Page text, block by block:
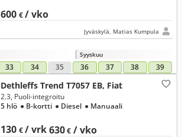
600 €/ vko
Jyväskylä, Matias Kumpula
Syyskuu
33 34 35 36 37 38 39
Dethleffs Trend T7057 EB, Fiat
130 €/ vrk630€ / vko
2.3, Puoli-integroitu
5 hlö ● B-kortti ● Diesel ● Manuaali